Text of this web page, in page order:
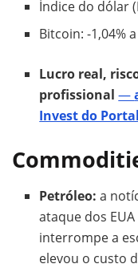
Índice do dólar
Bitcoin: -1,04%
Lucro real,
profissional—
Invest do
Petróleo: a
ataque dos
interrompe a
elevou o custo